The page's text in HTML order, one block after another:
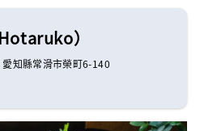
）
知縣常滑市榮町6-140